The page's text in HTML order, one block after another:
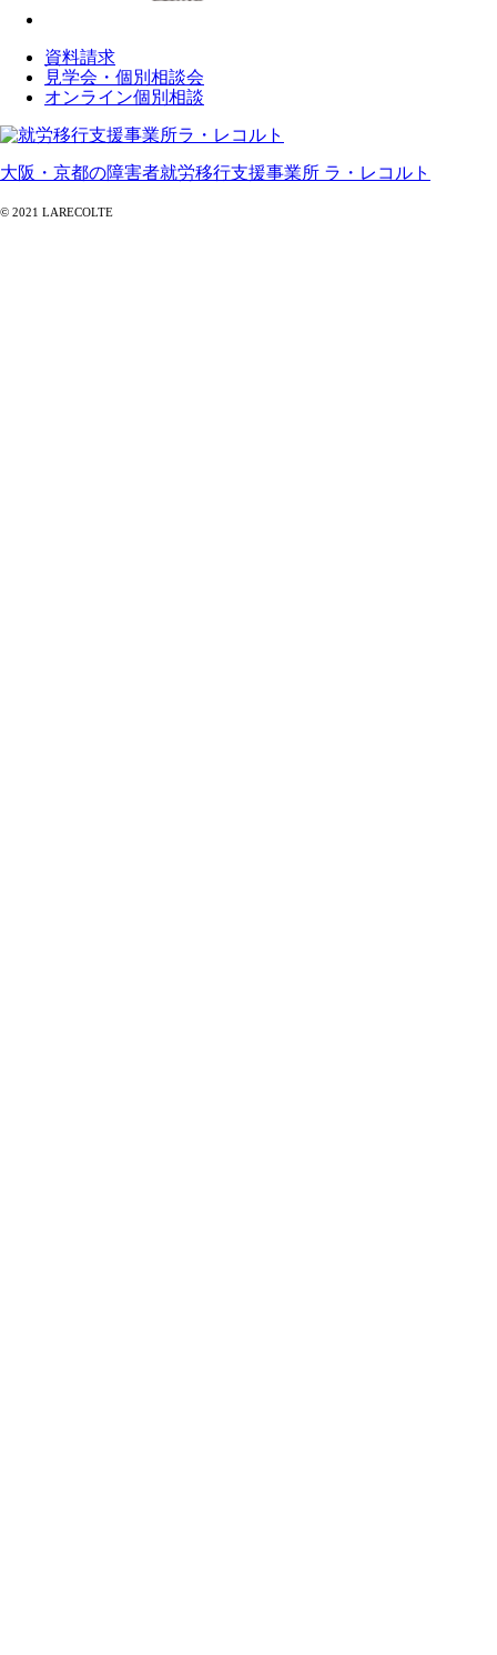
資料請求
見学会・個別相談会
オンライン個別相談
大阪・京都の障害者就労移行支援事業所 ラ・レコルト
© 2021 LARECOLTE